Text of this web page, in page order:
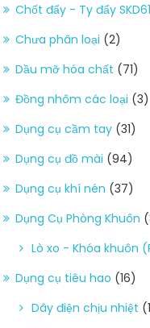
Chốt đẩy - Ty đẩy SKD61
Chưa phân loại (2)
Dầu mỡ hóa chất (71)
Đồng nhôm các loại (3)
Dụng cụ cầm tay (31)
Dụng cụ đồ mài (94)
Dụng cụ khí nén (37)
Dụng Cụ Phòng Khuôn
Lò xo - Khóa khuôn
Dụng cụ tiêu hao (16)
Dây điện chịu nhiệt